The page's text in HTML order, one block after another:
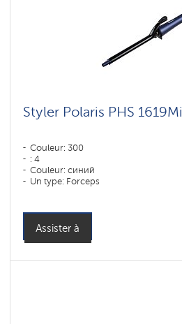
Styler Polaris PHS 1619Mi
Couleur: 300
: 4
Couleur: синий
Un type: Forceps
Assister à